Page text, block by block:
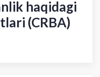
haqidagi
(CRBA)